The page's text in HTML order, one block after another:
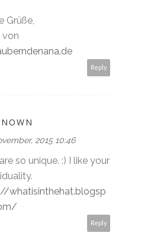
Grüße,
von
Reply
2015 10:46
so unique. :) I like your
whatisinthehat.blogsp
Reply